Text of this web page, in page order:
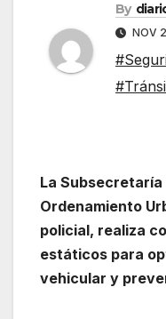
By
NOV
La
Ordenamiento
policial, realiza
estáticos para
vehicular y